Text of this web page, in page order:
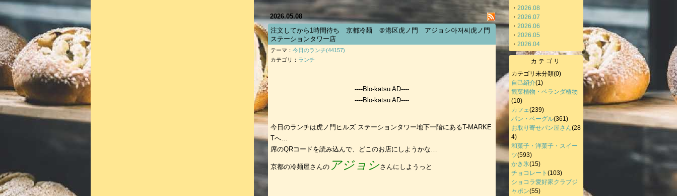
2026.05.08
注文してから1時間待ち 京都冷麺 ＠港区虎ノ門 アジョシ아저씨虎ノ門
ステーションタワー店
テーマ： 今日のランチ(44157)
カテゴリ： ランチ
----Blo-katsu AD----
----Blo-katsu AD----
今日のランチは虎ノ門ヒルズ ステーションタワー地下一階にあるT-MARKE
Tへ…
席のQRコードを読み込んで、どこのお店にしようかな…
京都の冷麺屋さんの アジョシさんにしようっと
・ 2026.08
・ 2026.07
・ 2026.06
・ 2026.05
・ 2026.04
カテゴリ
カテゴリ未分類(0)
自己紹介(1)
観葉植物・ベランダ植物
(10)
カフェ(239)
パン・ベーグル(361)
お取り寄せパン屋さん(28
4)
和菓子・洋菓子・スイー
ツ(593)
かき氷(15)
チョコレート (103)
ショコラ愛好家クラブジ
ャポン(55)